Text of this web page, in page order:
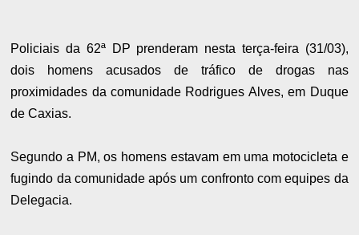
Policiais da 62ª DP prenderam nesta terça-feira (31/03),
dois homens acusados de tráfico de drogas nas
proximidades da comunidade Rodrigues Alves, em Duque
de Caxias.
Segundo a PM, os homens estavam em uma motocicleta e
fugindo da comunidade após um confronto com equipes da
Delegacia.